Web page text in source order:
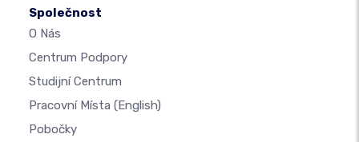
Společnost
O Nás
Centrum Podpory
Studijní Centrum
Pracovní Místa (English)
Pobočky